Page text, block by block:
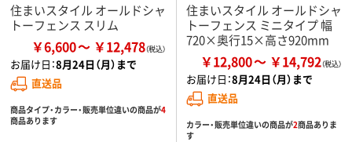
住まいスタイル オールドシャ
トーフェンス スリム
￥6,600 ￥12,478
お届け日：8月24日（月）まで
直送品
商品タイプ・カラー・販売単位違いの商品が4
商品あります
住まいスタイル オールドシャ
トーフェンス ミニタイプ 幅
720×奥行15×高さ920mm
￥12,800 ￥14,792
お届け日：8月24日（月）まで
直送品
カラー・販売単位違いの商品が2商品ありま
す